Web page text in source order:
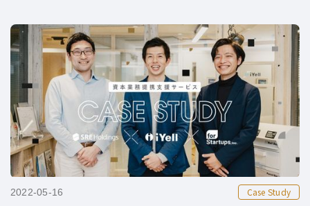
2022-05-16 Case Study